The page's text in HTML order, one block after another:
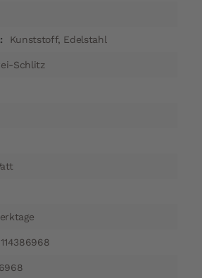
Kunststoff, Edelstahl
Schlitz
114386968